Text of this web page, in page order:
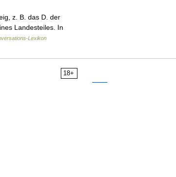
z. B. das D. der
Landesteiles. In
Lexikon
18+